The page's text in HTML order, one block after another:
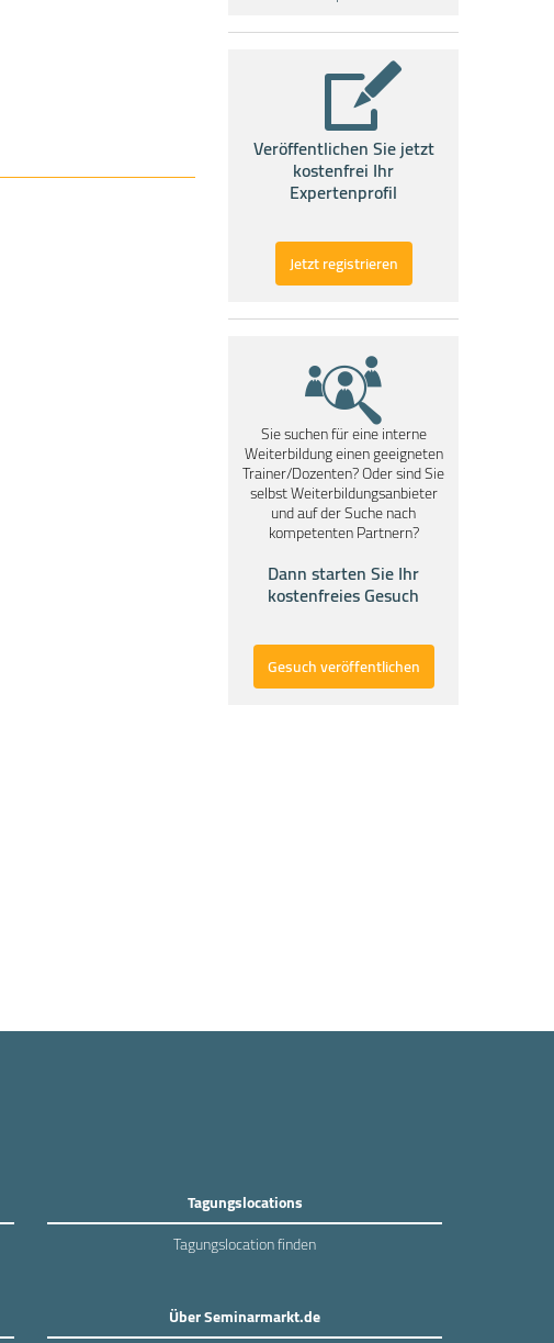
Veröffentlichen Sie jetzt
kostenfrei Ihr
Expertenprofil
Jetzt registrieren
Sie suchen für eine interne
Weiterbildung einen geeigneten
Trainer/Dozenten? Oder sind Sie
selbst Weiterbildungsanbieter
und auf der Suche nach
kompetenten Partnern?
Dann starten Sie Ihr
kostenfreies Gesuch
Gesuch veröffentlichen
Tagungslocations
Tagungslocation finden
Über Seminarmarkt.de